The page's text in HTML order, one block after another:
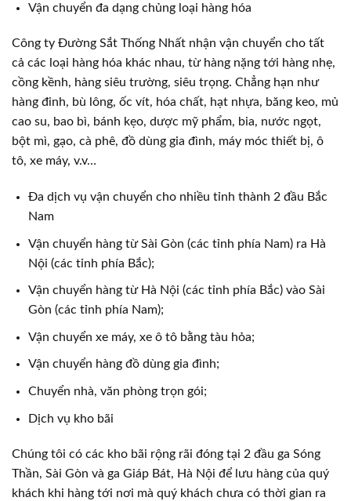
Vận chuyển đa dạng chủng loại hàng hóa
Công ty Đường Sắt Thống Nhất nhận vận chuyển cho tất
cả các loại hàng hóa khác nhau, từ hàng nặng tới hàng nhẹ,
cồng kềnh, hàng siêu trường, siêu trọng. Chẳng hạn như
hàng đinh, bù lông, ốc vít, hóa chất, hạt nhựa, băng keo, mủ
cao su, bao bì, bánh kẹo, dược mỹ phẩm, bia, nước ngọt,
bột mì, gạo, cà phê, đồ dùng gia đình, máy móc thiết bị, ô
tô, xe máy, v.v…
Đa dịch vụ vận chuyển cho nhiều tỉnh thành 2 đầu Bắc
Nam
Vận chuyển hàng từ Sài Gòn (các tỉnh phía Nam) ra Hà
Nội (các tỉnh phía Bắc);
Vận chuyển hàng từ Hà Nội (các tỉnh phía Bắc) vào Sài
Gòn (các tỉnh phía Nam);
Vận chuyển xe máy, xe ô tô bằng tàu hỏa;
Vận chuyển hàng đồ dùng gia đình;
Chuyển nhà, văn phòng trọn gói;
Dịch vụ kho bãi
Chúng tôi có các kho bãi rộng rãi đóng tại 2 đầu ga Sóng
Thần, Sài Gòn và ga Giáp Bát, Hà Nội để lưu hàng của quý
khách khi hàng tới nơi mà quý khách chưa có thời gian ra